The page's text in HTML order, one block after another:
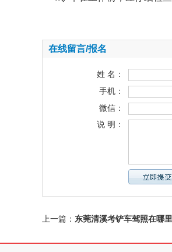
在线留言/报名
姓 名：
手机：
微信：
说 明：
上一篇： 东莞清溪考铲车驾照在哪